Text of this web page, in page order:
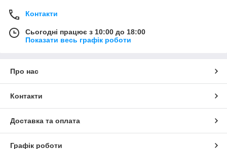
Контакти
Сьогодні працює з 10:00 до 18:00
Показати весь графік роботи
Про нас
Контакти
Доставка та оплата
Графік роботи